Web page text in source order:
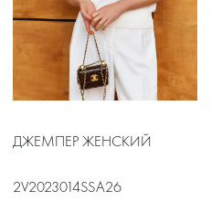
ДЖЕМПЕР ЖЕНСКИЙ
2V2023014SSA26